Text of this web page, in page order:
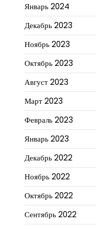
Январь 2024
Декабрь 2023
Ноябрь 2023
Октябрь 2023
Август 2023
Март 2023
Февраль 2023
Январь 2023
Декабрь 2022
Ноябрь 2022
Октябрь 2022
Сентябрь 2022